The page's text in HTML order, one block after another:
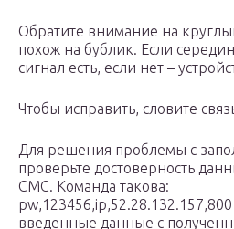
Обратите внимание на
похож на бублик. Если
сигнал есть, если нет –
Чтобы исправить, словите
Для решения проблемы с
проверьте достоверность
СМС. Команда такова:
введенные данные с